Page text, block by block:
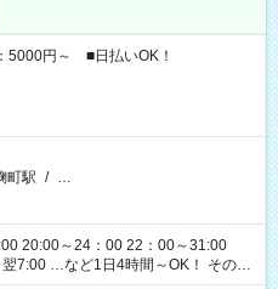
5000円～ ■日払いOK！
町駅 / …
20:00～24：00 22：00～31:00
…など1日4時間～OK！ その他
軽にご相談ください！